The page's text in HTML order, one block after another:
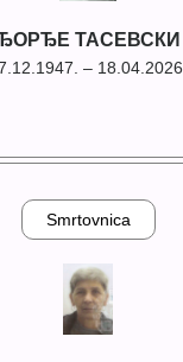
ТАСЕВСКИ
– 18.04.2026.
Smrtovnica